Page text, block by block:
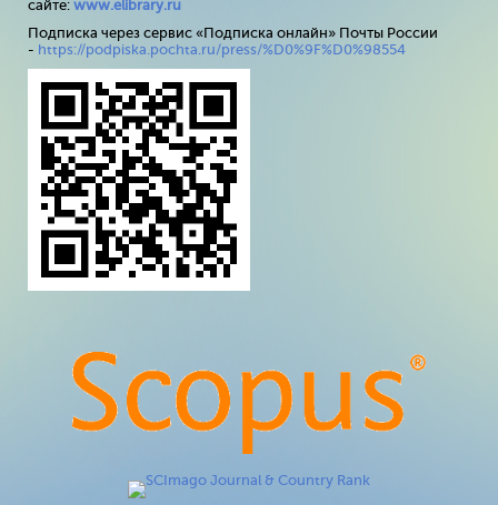
сайте: www.elibrary.ru
Подписка через сервис «Подписка онлайн» Почты России
- https://podpiska.pochta.ru/press/%D0%9F%D0%98554